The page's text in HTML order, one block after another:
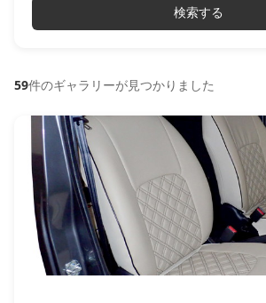
検索する
59件のギャラリーが見つかりました